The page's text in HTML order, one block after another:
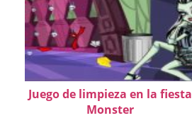
Juego de limpieza en la fiesta
Monster